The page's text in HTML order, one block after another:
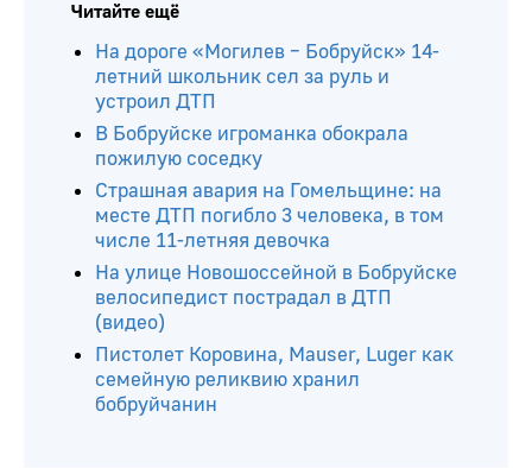
Читайте ещё
На дороге «Могилев – Бобруйск» 14-
летний школьник сел за руль и
устроил ДТП
В Бобруйске игроманка обокрала
пожилую соседку
Страшная авария на Гомельщине: на
месте ДТП погибло 3 человека, в том
числе 11-летняя девочка
На улице Новошоссейной в Бобруйске
велосипедист пострадал в ДТП
(видео)
Пистолет Коровина, Mauser, Luger как
семейную реликвию хранил
бобруйчанин